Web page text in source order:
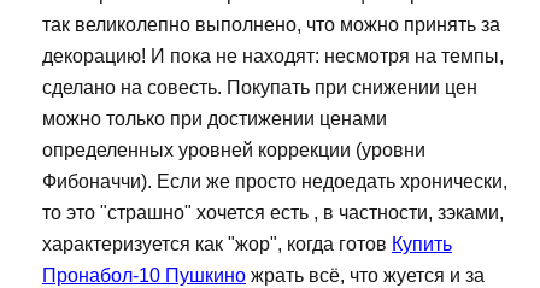
так великолепно выполнено, что можно принять за
декорацию! И пока не находят: несмотря на темпы,
сделано на совесть. Покупать при снижении цен
можно только при достижении ценами
определенных уровней коррекции (уровни
Фибоначчи). Если же просто недоедать хронически,
то это "страшно" хочется есть , в частности, зэками,
характеризуется как "жор", когда готов Купить
Пронабол-10 Пушкино жрать всё, что жуется и за